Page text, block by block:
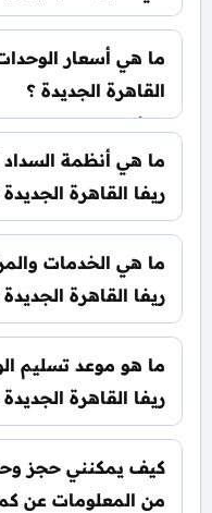
يضم الكمبوند
من 125 متر²
ما هي أسعار
القاهرة الجديدة ؟
الوحدة والمساحة،
تطورات السوق.
ما هي أنظمة السداد
ريفا القاهرة
فوائد.
ما هي الخدمات
ريفا القاهرة
يشمل الكمبوند
عالمي، نادي
ومناطق تجارية
ما هو موعد تسليم
ريفا القاهرة
يتم تسليم الوحدات
التعاقد، مع إمكانية
تشطيب كامل حسب
كيف يمكنني حجز
من المعلومات عن